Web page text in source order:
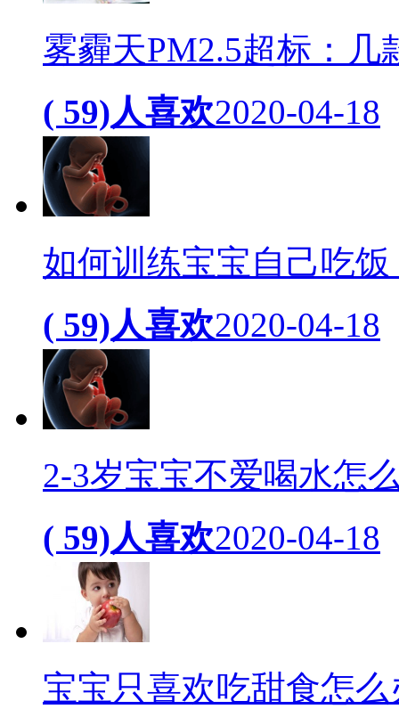
雾霾天PM2.5超标：几
( 59)人喜欢2020-04-18
如何训练宝宝自己吃
( 59)人喜欢2020-04-18
2-3岁宝宝不爱喝水怎
( 59)人喜欢2020-04-18
宝宝只喜欢吃甜食怎么